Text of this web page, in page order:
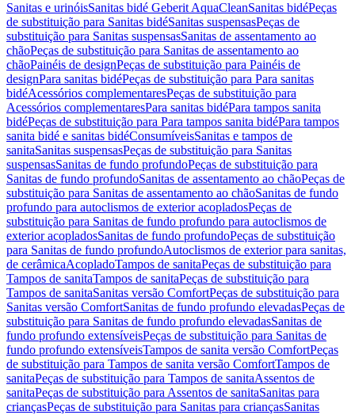
Sanitas e urinóisSanitas bidé Geberit AquaCleanSanitas bidéPeças
de substituição para Sanitas bidéSanitas suspensasPeças de
substituição para Sanitas suspensasSanitas de assentamento ao
chãoPeças de substituição para Sanitas de assentamento ao
chãoPainéis de designPeças de substituição para Painéis de
designPara sanitas bidéPeças de substituição para Para sanitas
bidéAcessórios complementaresPeças de substituição para
Acessórios complementaresPara sanitas bidéPara tampos sanita
bidéPeças de substituição para Para tampos sanita bidéPara tampos
sanita bidé e sanitas bidéConsumíveisSanitas e tampos de
sanitaSanitas suspensasPeças de substituição para Sanitas
suspensasSanitas de fundo profundoPeças de substituição para
Sanitas de fundo profundoSanitas de assentamento ao chãoPeças de
substituição para Sanitas de assentamento ao chãoSanitas de fundo
profundo para autoclismos de exterior acopladosPeças de
substituição para Sanitas de fundo profundo para autoclismos de
exterior acopladosSanitas de fundo profundoPeças de substituição
para Sanitas de fundo profundoAutoclismos de exterior para sanitas,
de cerâmicaAcopladoTampos de sanitaPeças de substituição para
Tampos de sanitaTampos de sanitaPeças de substituição para
Tampos de sanitaSanitas versão ComfortPeças de substituição para
Sanitas versão ComfortSanitas de fundo profundo elevadasPeças de
substituição para Sanitas de fundo profundo elevadasSanitas de
fundo profundo extensíveisPeças de substituição para Sanitas de
fundo profundo extensíveisTampos de sanita versão ComfortPeças
de substituição para Tampos de sanita versão ComfortTampos de
sanitaPeças de substituição para Tampos de sanitaAssentos de
sanitaPeças de substituição para Assentos de sanitaSanitas para
criançasPeças de substituição para Sanitas para criançasSanitas